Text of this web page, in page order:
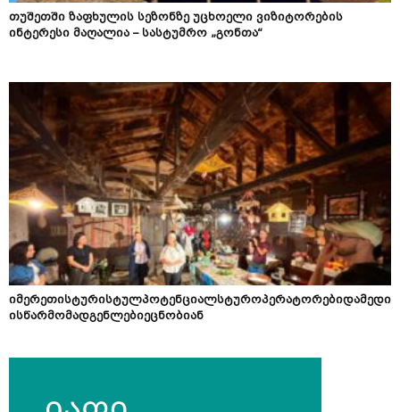
თუშეთში ზაფხულის სეზონზე უცხოელი ვიზიტორების
ინტერესი მაღალია – სასტუმრო „გონთა“
იმერეთისტურისტულპოტენციალსტუროპერატორებიდამედი
ისწარმომადგენლებიეცნობიან